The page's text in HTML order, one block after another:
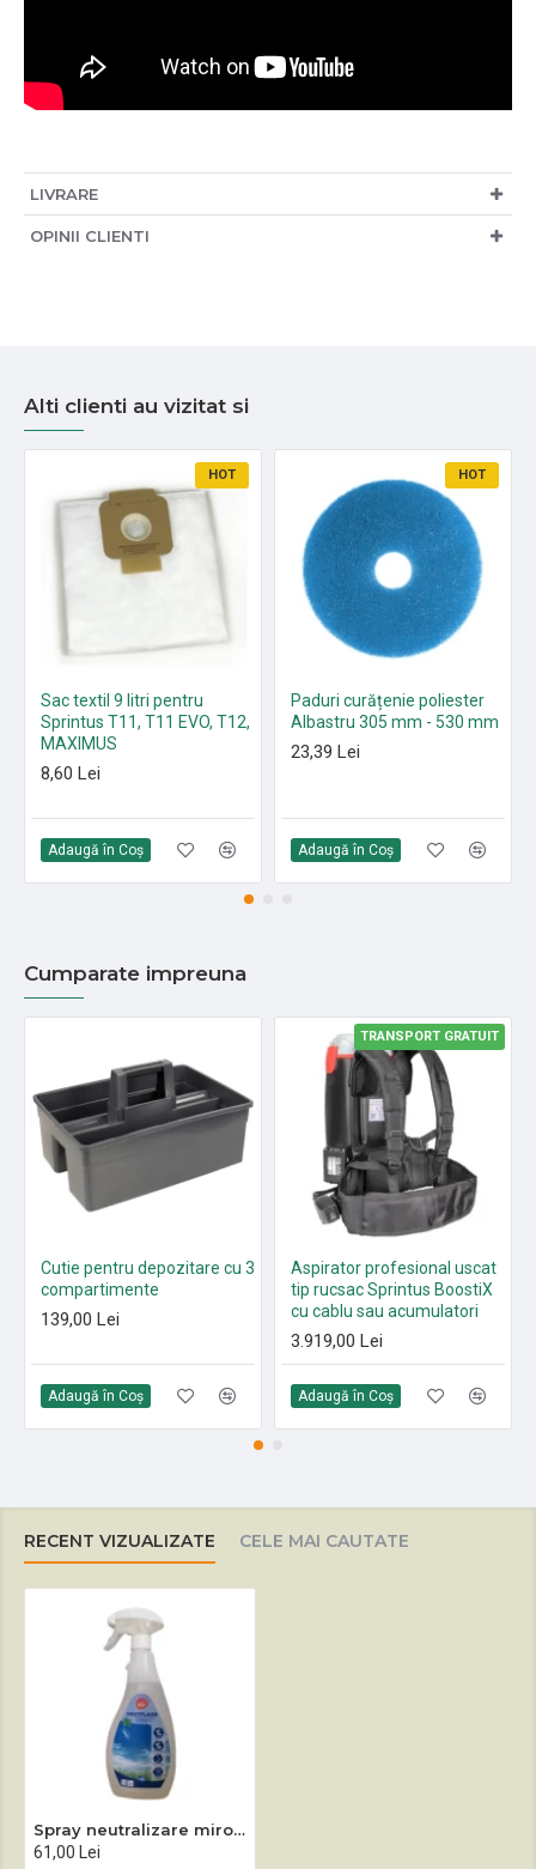
LIVRARE
OPINII CLIENTI
Alti clienti au vizitat si
HOT
Sac textil 9 litri pentru
Sprintus T11, T11 EVO, T12,
MAXIMUS
8,60 Lei
Adaugă în Coş
HOT
Paduri curățenie poliester
Albastru 305 mm - 530 mm
23,39 Lei
Adaugă în Coş
Cumparate impreuna
Cutie pentru depozitare cu 3
compartimente
139,00 Lei
Adaugă în Coş
TRANSPORT GRATUIT
Aspirator profesional uscat
tip rucsac Sprintus BoostiX
cu cablu sau acumulatori
3.919,00 Lei
Adaugă în Coş
RECENT VIZUALIZATE CELE MAI CAUTATE
Spray neutralizare mirosuri ENZYFLASH 750 ml
61,00 Lei